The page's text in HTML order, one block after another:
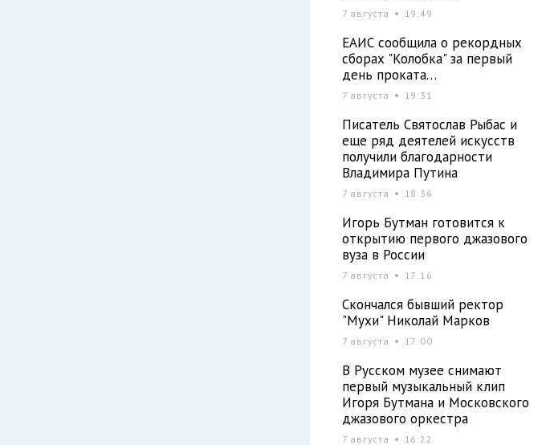
7 августа 19:49
ЕАИС сообщила о рекордных
сборах "Колобка" за первый
день проката…
7 августа 19:31
Писатель Святослав Рыбас и
еще ряд деятелей искусств
получили благодарности
Владимира Путина
7 августа 18:36
Игорь Бутман готовится к
открытию первого джазового
вуза в России
7 августа 17:16
Скончался бывший ректор
"Мухи" Николай Марков
7 августа 17:00
В Русском музее снимают
первый музыкальный клип
Игоря Бутмана и Московского
джазового оркестра
7 августа 16:22